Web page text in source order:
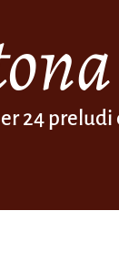
24 preludi